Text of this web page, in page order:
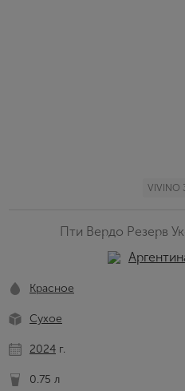
VIVINO
Пти Вердо Резерв
Красное
Сухое
2024 г.
0.75 л